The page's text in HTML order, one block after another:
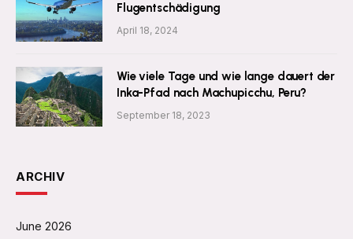
Flugentschädigung
April 18, 2024
Wie viele Tage und wie lange dauert der
Inka-Pfad nach Machupicchu, Peru?
September 18, 2023
ARCHIV
June 2026